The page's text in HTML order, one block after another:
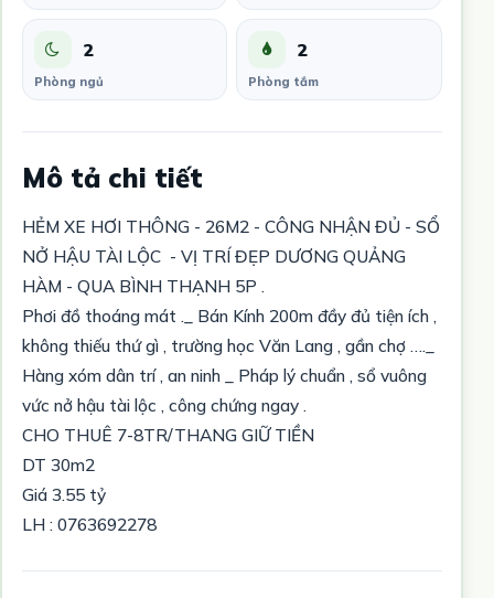
2
Phòng ngủ
2
Phòng tắm
Mô tả chi tiết
HẺM XE HƠI THÔNG - 26M2 - CÔNG NHẬN ĐỦ - SỔ
NỞ HẬU TÀI LỘC - VỊ TRÍ ĐẸP DƯƠNG QUẢNG
HÀM - QUA BÌNH THẠNH 5P .
Phơi đồ thoáng mát ._ Bán Kính 200m đầy đủ tiện ích ,
không thiếu thứ gì , trường học Văn Lang , gần chợ …._
Hàng xóm dân trí , an ninh _ Pháp lý chuẩn , sổ vuông
vức nở hậu tài lộc , công chứng ngay .
CHO THUÊ 7-8TR/THANG GIỮ TIỀN
DT 30m2
Giá 3.55 tỷ
LH : 0763692278